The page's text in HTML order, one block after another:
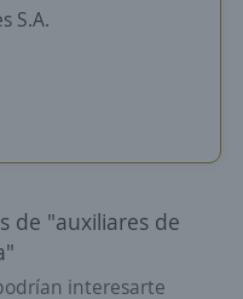
S.A.
de "auxiliares de
interesarte